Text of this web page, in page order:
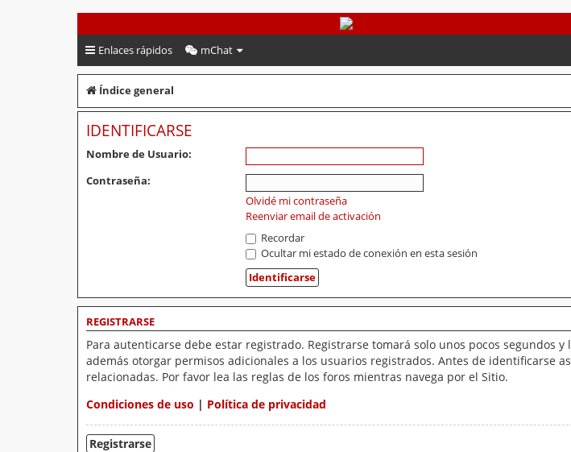
PeruVoley.com
Enlaces rápidos mChat
Índice general
IDENTIFICARSE
Nombre de Usuario:
Contraseña:
Olvidé mi contraseña
Reenviar email de activación
Recordar
Ocultar mi estado de conexión en esta sesión
REGISTRARSE
Para autenticarse debe estar registrado. Registrarse tomará solo unos pocos segundos
además otorgar permisos adicionales a los usuarios registrados. Antes de identificarse
relacionadas. Por favor lea las reglas de los foros mientras navega por el Sitio.
Condiciones de uso | Política de privacidad
Registrarse